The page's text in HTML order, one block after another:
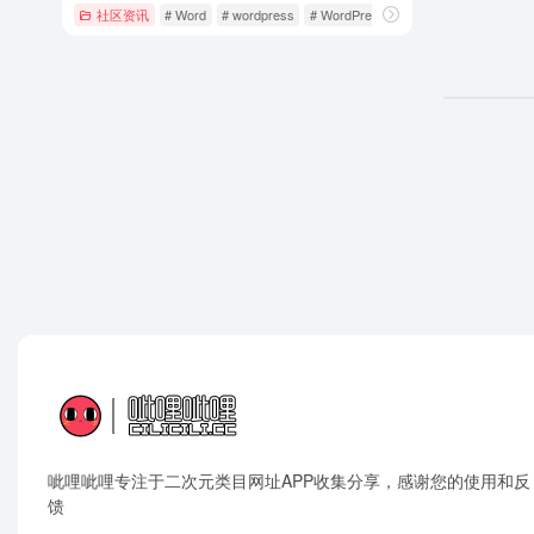
社区资讯 # Word # wordpress # WordPress主题
呲哩呲哩专注于二次元类目网址APP收集分享，感谢您的使用和反
馈